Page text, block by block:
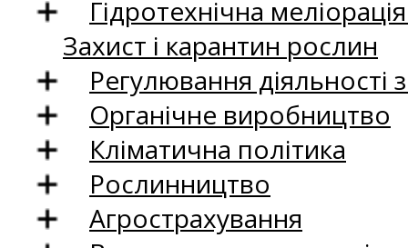
Гідротехнічна
Захист і карантин рослин
Регулювання
Органічне виробництво
Кліматична політика
Рослинництво
Агрострахування